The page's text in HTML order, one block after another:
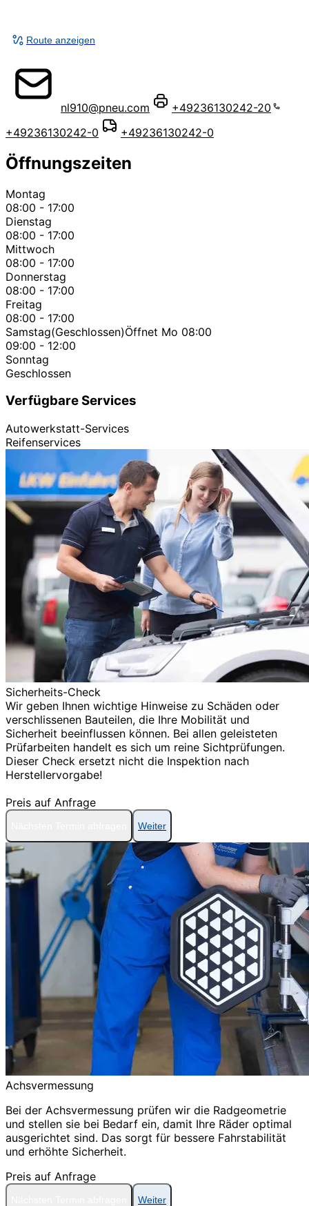
Route anzeigen
nl910@pneu.com
+49236130242-20
+49236130242-0
+49236130242-0
Öffnungszeiten
Montag
08:00 - 17:00
Dienstag
08:00 - 17:00
Mittwoch
08:00 - 17:00
Donnerstag
08:00 - 17:00
Freitag
08:00 - 17:00
Samstag(Geschlossen)Öffnet Mo 08:00
09:00 - 12:00
Sonntag
Geschlossen
Verfügbare Services
Autowerkstatt-Services
Reifenservices
Sicherheits-Check
Wir geben Ihnen wichtige Hinweise zu Schäden oder
verschlissenen Bauteilen, die Ihre Mobilität und
Sicherheit beeinflussen können. Bei allen geleisteten
Prüfarbeiten handelt es sich um reine Sichtprüfungen.
Dieser Check ersetzt nicht die Inspektion nach
Herstellervorgabe!
Preis auf Anfrage
Weiter
Achsvermessung
Bei der Achsvermessung prüfen wir die Radgeometrie
und stellen sie bei Bedarf ein, damit Ihre Räder optimal
ausgerichtet sind. Das sorgt für bessere Fahrstabilität
und erhöhte Sicherheit.
Preis auf Anfrage
Weiter